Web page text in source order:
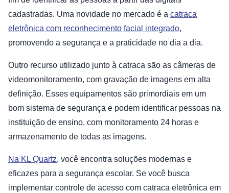
cadastradas. Uma novidade no mercado é a catraca
eletrônica com reconhecimento facial integrado,
promovendo a segurança e a praticidade no dia a dia.
Outro recurso utilizado junto à catraca são as câmeras de
videomonitoramento, com gravação de imagens em alta
definição. Esses equipamentos são primordiais em um
bom sistema de segurança e podem identificar pessoas na
instituição de ensino, com monitoramento 24 horas e
armazenamento de todas as imagens.
Na KL Quartz, você encontra soluções modernas e
eficazes para a segurança escolar. Se você busca
implementar controle de acesso com catraca eletrônica em